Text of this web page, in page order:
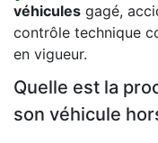
véhicules gagé,
contrôle technique
en vigueur.
Quelle est la
son véhicule